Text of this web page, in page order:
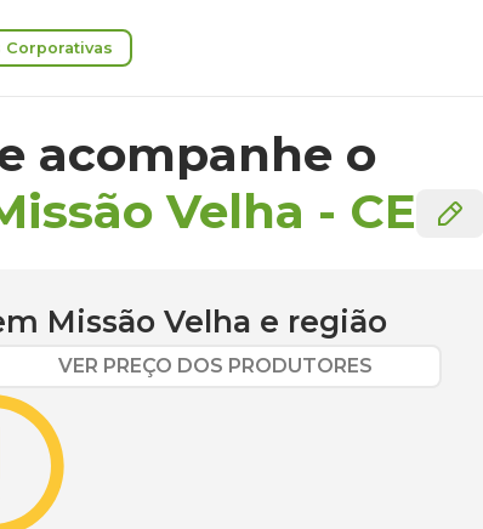
Corporativas
acompanhe o
Velha - CE
Missão Velha e região
VER PREÇO DOS PRODUTORES